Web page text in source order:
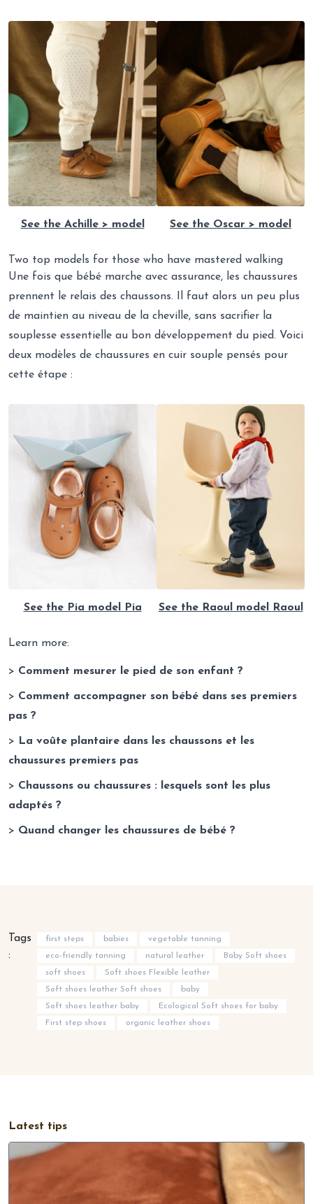
See the Achille > model See the Oscar > model
Two top models for those who have mastered walking
Une fois que bébé marche avec assurance, les chaussures
prennent le relais des chaussons. Il faut alors un peu plus
de maintien au niveau de la cheville, sans sacrifier la
souplesse essentielle au bon développement du pied. Voici
deux modèles de chaussures en cuir souple pensés pour
cette étape :
See the Pia model Pia See the Raoul model Raoul
Learn more:
> Comment mesurer le pied de son enfant ?
> Comment accompagner son bébé dans ses premiers
pas ?
>
La voûte plantaire dans les chaussons et les
chaussures premiers pas
> Chaussons ou chaussures : lesquels sont les plus
adaptés ?
> Quand changer les chaussures de bébé ?
Tags
:
first steps babies
vegetable tanning
eco-friendly tanning
natural leather
Baby Soft shoes
soft shoes
Soft shoes Flexible leather
Soft shoes leather Soft shoes
baby
Soft shoes leather baby
Ecological Soft shoes for baby
First step shoes
organic leather shoes
Latest tips